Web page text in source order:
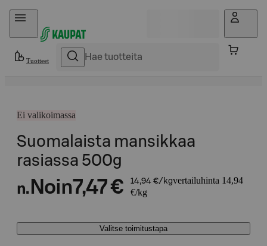
Hyppää sisältöön
Tuotteet
Ei valikoimassa
Suomalaista mansikkaa
rasiassa 500g
n. Noin7,47 € 14,94 €/kgvertailuhinta 14,94
€/kg
Valitse toimitustapa